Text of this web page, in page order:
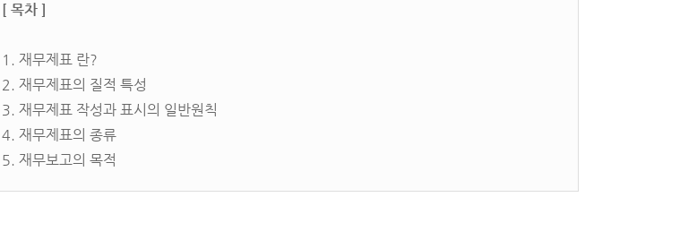
[ 목차 ]
1. 재무제표 란?
2. 재무제표의 질적 특성
3. 재무제표 작성과 표시의 일반원칙
4. 재무제표의 종류
5. 재무보고의 목적